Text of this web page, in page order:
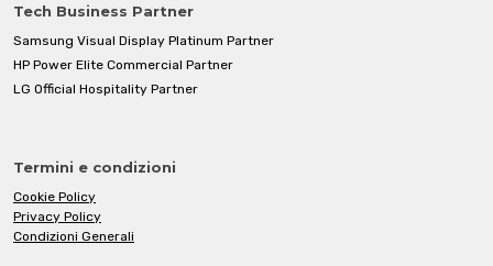
Tech Business Partner
Samsung Visual Display Platinum Partner
HP Power Elite Commercial Partner
LG Official Hospitality Partner
Termini e condizioni
Cookie Policy
Privacy Policy
Condizioni Generali